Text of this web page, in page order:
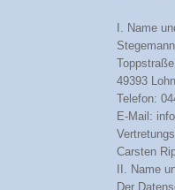
I. Name
49393
Telefon:
E-Mail:
Carsten
II. Name
Der